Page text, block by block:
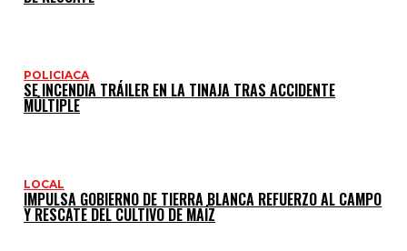
POLICIACA
SE INCENDIA TRÁILER EN LA TINAJA TRAS ACCIDENTE
MÚLTIPLE
LOCAL
IMPULSA GOBIERNO DE TIERRA BLANCA REFUERZO AL CAMPO
Y RESCATE DEL CULTIVO DE MAÍZ